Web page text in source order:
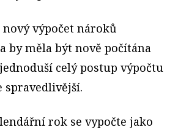
výpočet nároků
by měla být nově počítána
celý postup výpočtu
spravedlivější.
rok se vypočte jako